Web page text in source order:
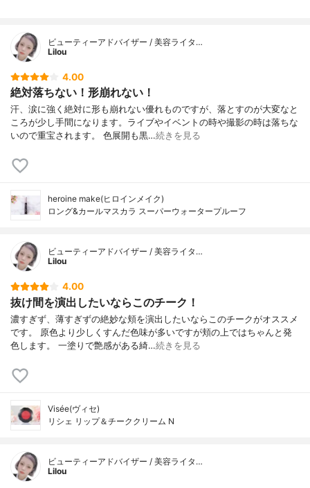
ビューティーアドバイザー / 美容ライタ…
Lilou
4.00
絶対落ちない！形崩れない！
汗、涙に強く絶対に形も崩れない優れものですが、落とすのが大変なと
ころが少し手間になります。ライブやイベントの時や撮影の時は落ちな
いので重宝されます。 色展開も黒…続きを見る
heroine make(ヒロインメイク)
ロング&カールマスカラ スーパーウォータープルーフ
ビューティーアドバイザー / 美容ライタ…
Lilou
4.00
抜け間を演出したいならこのチーク！
濃すぎず、薄すぎずの絶妙な頬を演出したいならこのチークがオススメ
です。 原色より少しくすんだ色味が多いですが頬の上ではちゃんと発
色します。 一塗りで艶感がある綺…続きを見る
Visée(ヴィセ)
リシェ リップ＆チーククリーム N
ビューティーアドバイザー / 美容ライタ…
Lilou